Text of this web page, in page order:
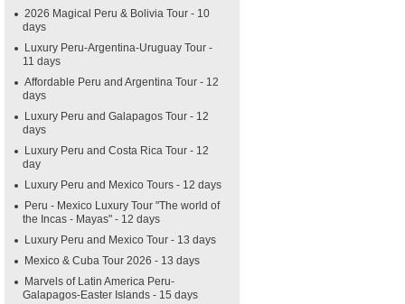
2026 Magical Peru & Bolivia Tour - 10
days
Luxury Peru-Argentina-Uruguay Tour -
11 days
Affordable Peru and Argentina Tour - 12
days
Luxury Peru and Galapagos Tour - 12
days
Luxury Peru and Costa Rica Tour - 12
day
Luxury Peru and Mexico Tours - 12 days
Peru - Mexico Luxury Tour "The world of
the Incas - Mayas" - 12 days
Luxury Peru and Mexico Tour - 13 days
Mexico & Cuba Tour 2026 - 13 days
Marvels of Latin America Peru-
Galapagos-Easter Islands - 15 days